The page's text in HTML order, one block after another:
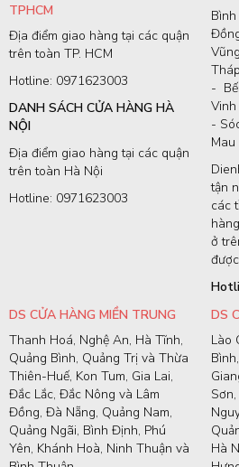
TPHCM
Địa điểm giao hàng tại các quận
trên toàn TP. HCM
Hotline: 0971623003
DANH SÁCH CỬA HÀNG HÀ
NỘI
Địa điểm giao hàng tại các quận
trên toàn Hà Nội
Hotline: 0971623003
-
-
tận
các
ở
DS CỬA HÀNG MIỀN TRUNG
Thanh Hoá, Nghệ An, Hà Tĩnh,
Quảng Bình, Quảng Trị và Thừa
Thiên-Huế, Kon Tum, Gia Lai,
Đắc Lắc, Đắc Nông và Lâm
Đồng, Đà Nẵng, Quảng Nam,
Quảng Ngãi, Bình Định, Phú
Yên, Khánh Hoà, Ninh Thuận và
DS
Lào
Hà